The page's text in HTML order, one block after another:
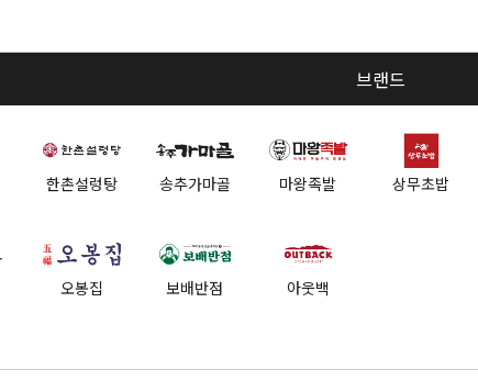
브랜드
한촌설렁탕 송추가마골 마왕족발 상무초밥
오봉집 보배반점 아웃백